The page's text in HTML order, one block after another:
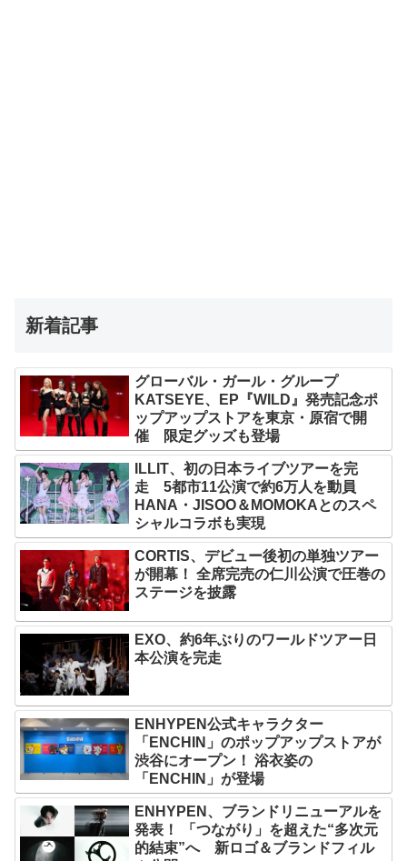
新着記事
グローバル・ガール・グループ
KATSEYE、EP『WILD』発売記念ポ
ップアップストアを東京・原宿で開
催 限定グッズも登場
ILLIT、初の日本ライブツアーを完
走 5都市11公演で約6万人を動員
HANA・JISOO＆MOMOKAとのスペ
シャルコラボも実現
CORTIS、デビュー後初の単独ツアー
が開幕！ 全席完売の仁川公演で圧巻の
ステージを披露
EXO、約6年ぶりのワールドツアー日
本公演を完走
ENHYPEN公式キャラクター
「ENCHIN」のポップアップストアが
渋谷にオープン！ 浴衣姿の
「ENCHIN」が登場
ENHYPEN、ブランドリニューアルを
発表！ 「つながり」を超えた“多次元
的結束”へ 新ロゴ＆ブランドフィル